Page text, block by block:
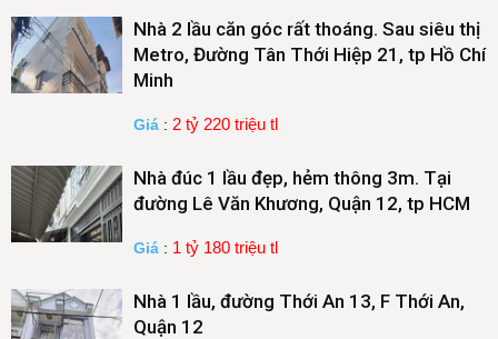
Nhà 2 lầu căn góc rất thoáng. Sau siêu thị
Metro, Đường Tân Thới Hiệp 21, tp Hồ Chí
Minh
Giá : 2 tỷ 220 triệu tl
Nhà đúc 1 lầu đẹp, hẻm thông 3m. Tại
đường Lê Văn Khương, Quận 12, tp HCM
Giá : 1 tỷ 180 triệu tl
Nhà 1 lầu, đường Thới An 13, F Thới An,
Quận 12